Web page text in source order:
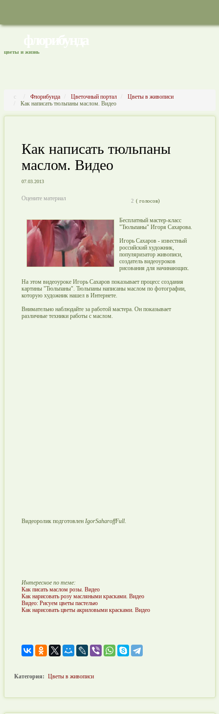
цветы и жизнь
Флорибунда Цветочный портал
Цветы в живописи
Как написать тюльпаны маслом. Видео
Как написать тюльпаны
маслом. Видео
07.03.2013
Оцените материал (
2 голосов)
Бесплатный мастер-класс
"Тюльпаны" Игоря Сахарова.
Игорь Сахаров - известный
российский художник,
популяризатор живописи,
создатель видеоуроков
рисования для начинающих.
На этом видеоуроке Игорь Сахаров показывает процесс создания
картины "Тюльпаны". Тюльпаны написаны маслом по фотографии,
которую художник нашел в Интернете.
Внимательно наблюдайте за работой мастера. Он показывает
различные техники работы с маслом.
Видеоролик подготовлен IgorSaharoffFull.
Интересное по теме:
Как писать маслом розы. Видео
Как нарисовать розу масляными красками. Видео
Видео: Рисуем цветы пастелью
Как нарисовать цветы акриловыми красками. Видео
Категория: Цветы в живописи